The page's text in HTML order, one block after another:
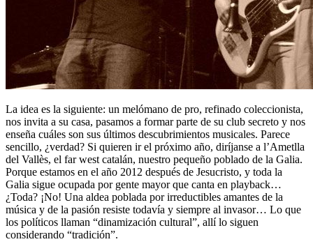
La idea es la siguiente: un melómano de pro, refinado coleccionista,
nos invita a su casa, pasamos a formar parte de su club secreto y nos
enseña cuáles son sus últimos descubrimientos musicales. Parece
sencillo, ¿verdad? Si quieren ir el próximo año, diríjanse a l’Ametlla
del Vallès, el far west catalán, nuestro pequeño poblado de la Galia.
Porque estamos en el año 2012 después de Jesucristo, y toda la
Galia sigue ocupada por gente mayor que canta en playback…
¿Toda? ¡No! Una aldea poblada por irreductibles amantes de la
música y de la pasión resiste todavía y siempre al invasor… Lo que
los políticos llaman “dinamización cultural”, allí lo siguen
considerando “tradición”.